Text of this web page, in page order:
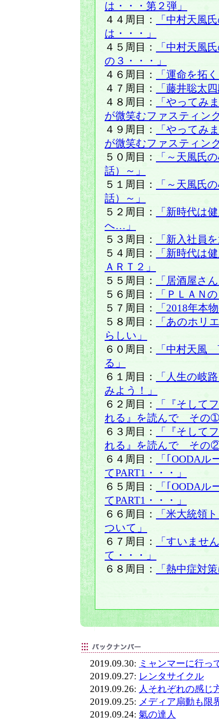
は・・・第２弾」
４４周目：
「中村天風
は・・・」
４５周目：
「中村天風
の３・・・」
４６周目：
「運命を拓
４７周目：
「藤井聡太
４８周目：
「やってみ
が微笑むファスティン
４９周目：
「やってみ
が微笑むファスティン
５０周目：
「～天風氏
話）～」
５１周目：
「～天風氏
話）～」
５２周目：
「新時代は
へ…」
５３周目：
「新入社員
５４周目：
「新時代は
ＡＲＴ２」
５５周目：
「居酒屋さ
５６周目：
「ＰＬＡＮ
５７周目：
「2018年本
５８周目：
「あのホリ
らしい」
６０周目：
「中村天風
る」
６１周目：
「人生の岐
みよう！」
６２周目：
「『そして
れる』を読んで その
６３周目：
「『そして
れる』を読んで その
６４周目：
「｢OODA
てPART1・・・」
６５周目：
「｢OODA
てPART1・・・」
６６周目：
「米大統領
ついて」
６７周目：
「すいませ
て・・・」
６８周目：
「熱中症対
2019.09.30: ミャンマーに行っ
2019.09.27: レンタサイクル
2019.09.26: 人それぞれの感じ
2019.09.25: メディア扇動も限
2019.09.24: 氣の達人